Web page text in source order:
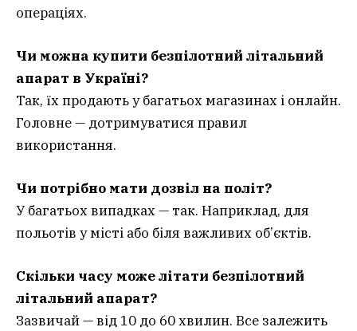
операціях.
Чи можна купити безпілотний літальний
апарат в Україні?
Так, їх продають у багатьох магазинах і онлайн.
Головне — дотримуватися правил
використання.
Чи потрібно мати дозвіл на політ?
У багатьох випадках — так. Наприклад, для
польотів у місті або біля важливих об’єктів.
Скільки часу може літати безпілотний
літальний апарат?
Зазвичай — від 10 до 60 хвилин. Все залежить